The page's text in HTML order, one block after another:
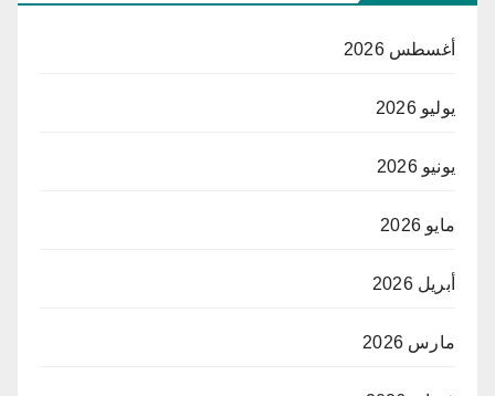
أغسطس 2026
يوليو 2026
يونيو 2026
مايو 2026
أبريل 2026
مارس 2026